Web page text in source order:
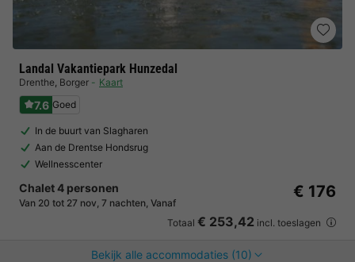
Landal Vakantiepark Hunzedal
Drenthe, Borger Kaart
7.6 Goed
In de buurt van Slagharen
Aan de Drentse Hondsrug
Wellnesscenter
Chalet 4 personen
Van 20 tot 27 nov, 7 nachten, Vanaf
€ 176
Totaal € 253,42 incl. toeslagen
Bekijk alle accommodaties (10)